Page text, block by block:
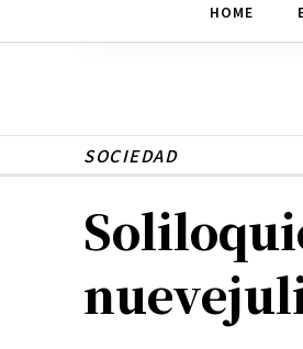
HOME
SOCIEDAD